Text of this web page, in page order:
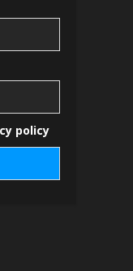
policy